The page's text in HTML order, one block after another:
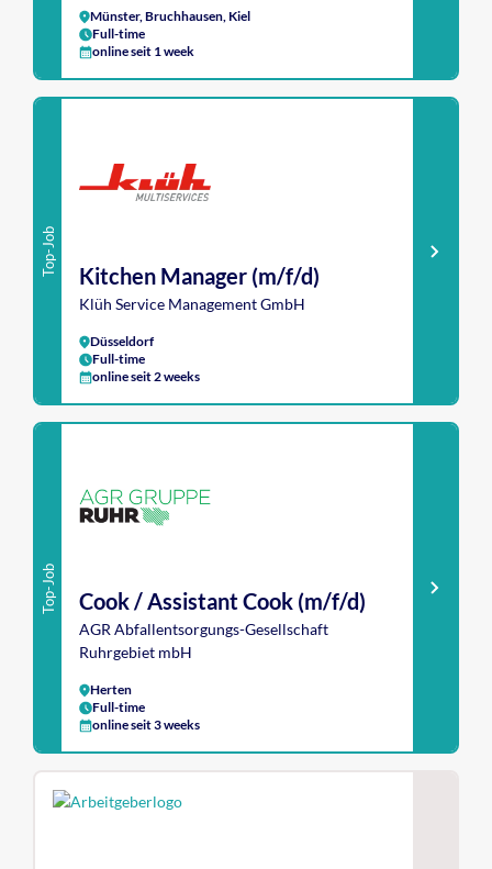
Münster, Bruchhausen, Kiel
Full-time
online seit 1 week
Top-Job Kitchen Manager (m/f/d)
Klüh Service Management GmbH
Düsseldorf
Full-time
online seit 2 weeks
Top-Job Cook / Assistant Cook (m/f/d)
AGR Abfallentsorgungs-Gesellschaft
Ruhrgebiet mbH
Herten
Full-time
online seit 3 weeks